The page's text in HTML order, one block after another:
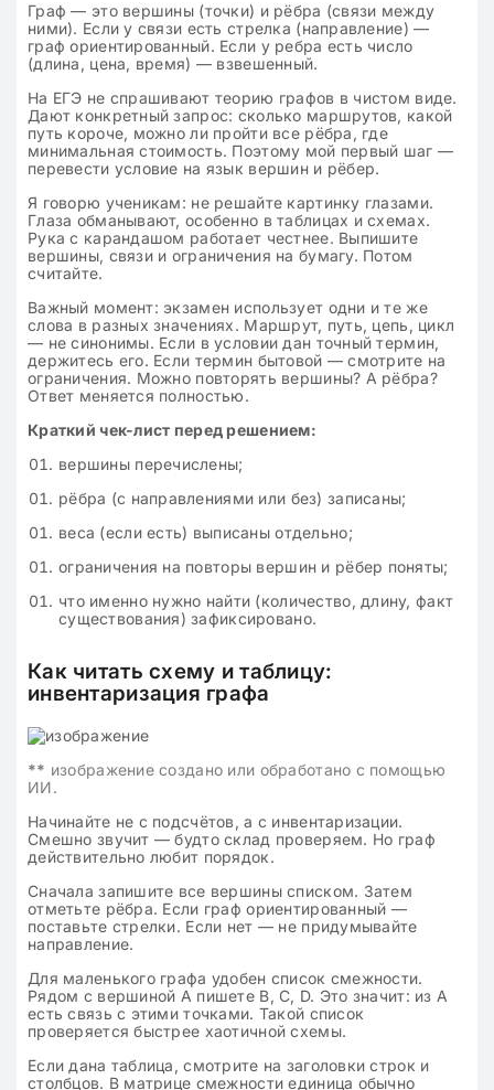
Граф — это вершины (точки) и рёбра (связи между
ними). Если у связи есть стрелка (направление) —
граф ориентированный. Если у ребра есть число
(длина, цена, время) — взвешенный.
На ЕГЭ не спрашивают теорию графов в чистом виде.
Дают конкретный запрос: сколько маршрутов, какой
путь короче, можно ли пройти все рёбра, где
минимальная стоимость. Поэтому мой первый шаг —
перевести условие на язык вершин и рёбер.
Я говорю ученикам: не решайте картинку глазами.
Глаза обманывают, особенно в таблицах и схемах.
Рука с карандашом работает честнее. Выпишите
вершины, связи и ограничения на бумагу. Потом
считайте.
Важный момент: экзамен использует одни и те же
слова в разных значениях. Маршрут, путь, цепь, цикл
— не синонимы. Если в условии дан точный термин,
держитесь его. Если термин бытовой — смотрите на
ограничения. Можно повторять вершины? А рёбра?
Ответ меняется полностью.
Краткий чек-лист перед решением:
вершины перечислены;
рёбра (с направлениями или без) записаны;
веса (если есть) выписаны отдельно;
ограничения на повторы вершин и рёбер поняты;
что именно нужно найти (количество, длину, факт
существования) зафиксировано.
Как читать схему и таблицу:
инвентаризация графа
** изображение создано или обработано с помощью
ИИ.
Начинайте не с подсчётов, а с инвентаризации.
Смешно звучит — будто склад проверяем. Но граф
действительно любит порядок.
Сначала запишите все вершины списком. Затем
отметьте рёбра. Если граф ориентированный —
поставьте стрелки. Если нет — не придумывайте
направление.
Для маленького графа удобен список смежности.
Рядом с вершиной А пишете В, С, D. Это значит: из А
есть связь с этими точками. Такой список
проверяется быстрее хаотичной схемы.
Если дана таблица, смотрите на заголовки строк и
столбцов. В матрице смежности единица обычно